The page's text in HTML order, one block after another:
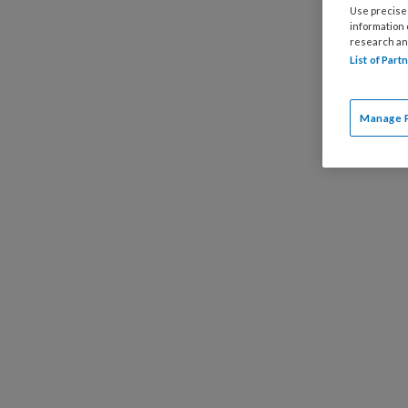
HEART
brede
Use
information
research
List of
Manage